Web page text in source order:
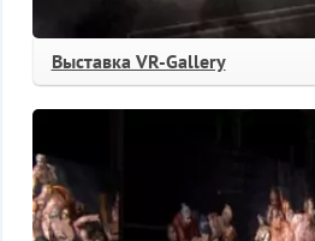
Выставка VR-Gallery